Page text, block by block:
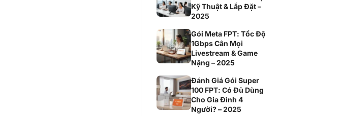
Kỹ Thuật & Lắp Đặt –
2025
Gói Meta FPT: Tốc Độ
1Gbps Cân Mọi
Livestream & Game
Nặng – 2025
Đánh Giá Gói Super
100 FPT: Có Đủ Dùng
Cho Gia Đình 4
Người? – 2025